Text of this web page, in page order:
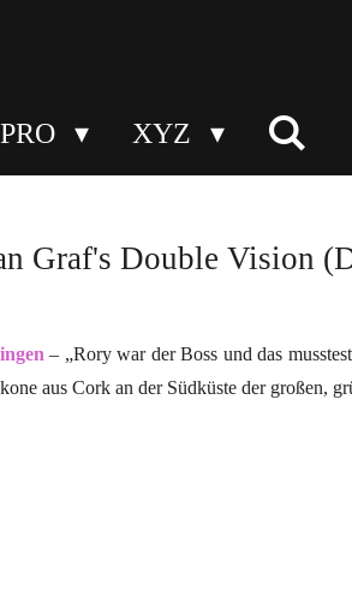
PRO XYZ
Graf's Double Vision
– „Rory war der Boss und das
aus Cork an der Südküste der großen,